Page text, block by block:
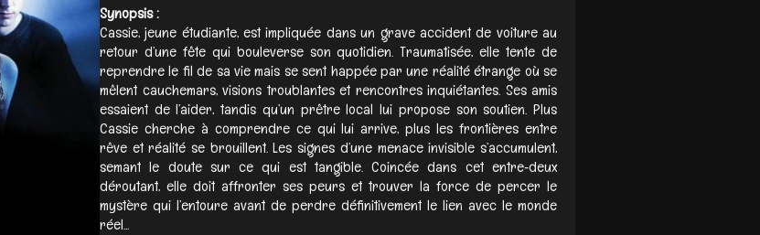
Synopsis :
Cassie, jeune étudiante, est impliquée dans un grave accident de voiture au
retour d’une fête qui bouleverse son quotidien. Traumatisée, elle tente de
reprendre le fil de sa vie mais se sent happée par une réalité étrange où se
mêlent cauchemars, visions troublantes et rencontres inquiétantes. Ses amis
essaient de l’aider, tandis qu’un prêtre local lui propose son soutien. Plus
Cassie cherche à comprendre ce qui lui arrive, plus les frontières entre
rêve et réalité se brouillent. Les signes d’une menace invisible s’accumulent,
semant le doute sur ce qui est tangible. Coincée dans cet entre‑deux
déroutant, elle doit affronter ses peurs et trouver la force de percer le
mystère qui l’entoure avant de perdre définitivement le lien avec le monde
réel...